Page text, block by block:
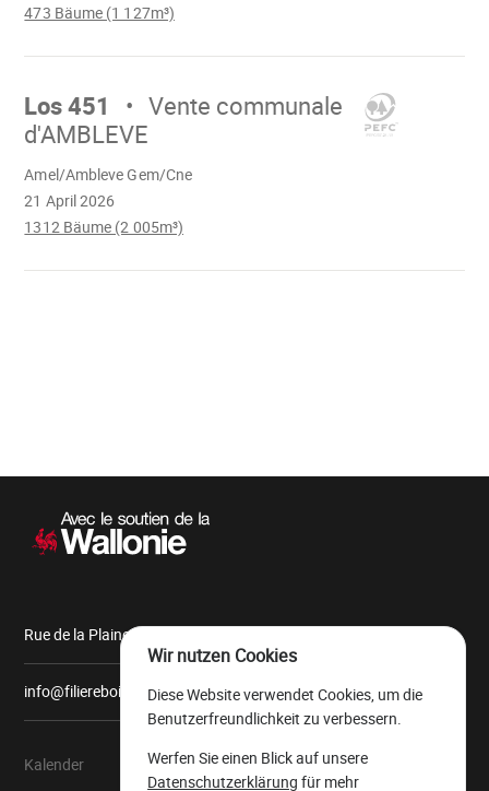
473 Bäume (1 127m³)
Mach
Los 451
Vente communale
d'AMBLEVE
21 April 2026
Amel/Ambleve Gem/Cne
1312 Bäume (2 005m³)
geladen
Sekundärnavigation
Rue de la Plaine, 9 6900 Marche-en-Famenne
info@filiereboiswallonie.be
Kalender
Über uns
Wir nutzen Cookies
Diese Website verwendet Cookies, um die
Benutzerfreundlichkeit zu verbessern.
Werfen Sie einen Blick auf unsere
Datenschutzerklärung für mehr